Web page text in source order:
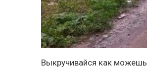
Выкручивайся как можешь